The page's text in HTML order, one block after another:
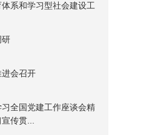
系和学习型社会建设工
研
会召开
全国党建工作座谈会精
传贯...